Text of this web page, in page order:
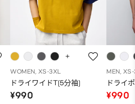
WOMEN, XS-3XL
ドライワイドT(5分袖)
¥990
MEN,
ドライ
¥990